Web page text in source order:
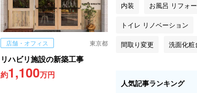
店舗・オフィス 東京都
リハビリ施設の新築工事
約1,100万円
内装 お風呂 リフォ
トイレ リノベーション
間取り変更 洗面化
人気記事ランキング